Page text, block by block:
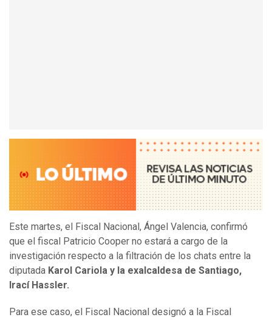
Este martes, el Fiscal Nacional, Ángel Valencia, confirmó
que el fiscal Patricio Cooper no estará a cargo de la
investigación respecto a la filtración de los chats entre la
diputada Karol Cariola y la exalcaldesa de Santiago,
Irací Hassler.
Para ese caso, el Fiscal Nacional designó a la Fiscal